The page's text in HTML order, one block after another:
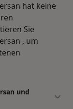
hat keine
Sie
, um
und